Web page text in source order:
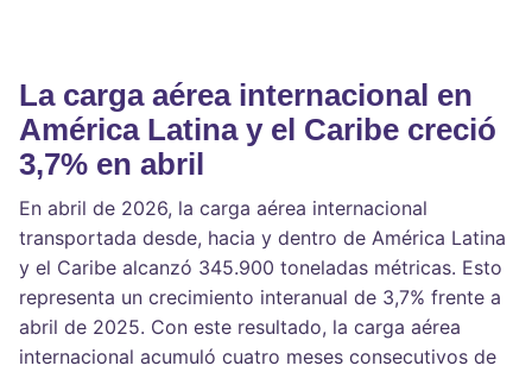
La carga aérea internacional en
América Latina y el Caribe creció
3,7% en abril
En abril de 2026, la carga aérea internacional
transportada desde, hacia y dentro de América Latina
y el Caribe alcanzó 345.900 toneladas métricas. Esto
representa un crecimiento interanual de 3,7% frente a
abril de 2025. Con este resultado, la carga aérea
internacional acumuló cuatro meses consecutivos de